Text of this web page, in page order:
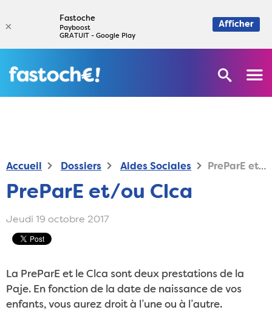
Accueil Dossiers Aides Sociales PreParE et/ou Clca
PreParE et/ou Clca
Jeudi 19 octobre 2017
La PreParE et le Clca sont deux prestations de la
Paje. En fonction de la date de naissance de vos
enfants, vous aurez droit à l’une ou à l’autre.
×
Fastoche
Payboost
GRATUIT - Google Play
Afficher